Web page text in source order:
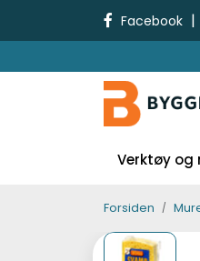
Skip to main content
Facebook |
Verktøy og
Forsiden